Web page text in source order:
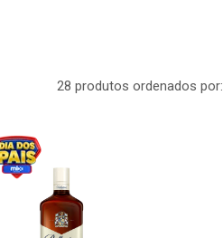
28 produtos ordenados por: